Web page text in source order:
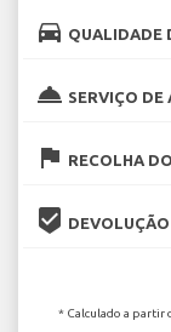
directions_car QUALIDADE
room_service SERVIÇO
flag RECOLHA
beenhere
* Calculado a partir